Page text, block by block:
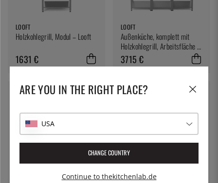
LOOFT
Holzkohlegrill, Modul – Looft
1631 €
LOOFT
Außenküche, komplett mit
Holzkohlegrill, Arbeitsfläche &
Spüle – Looft
3715 €
LOOFT
ARE YOU IN THE RIGHT PLACE?
USA
CHANGE COUNTRY
Continue to thekitchenlab.de